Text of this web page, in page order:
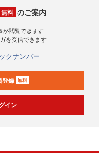
無料 のご案内
が閲覧できます
を受信できます
クナンバー
登録 無料
イン